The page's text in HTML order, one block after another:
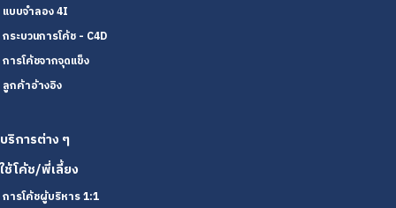
แบบจำลอง 4I
กระบวนการโค้ช - C4D
การโค้ชจากจุดแข็ง
ลูกค้าอ้างอิง
บริการต่าง ๆ
ใช้โค้ช/พี่เลี้ยง
การโค้ชผู้บริหาร 1:1